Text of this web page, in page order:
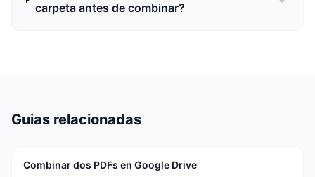
carpeta antes de combinar?
Guias relacionadas
Combinar dos PDFs en Google Drive